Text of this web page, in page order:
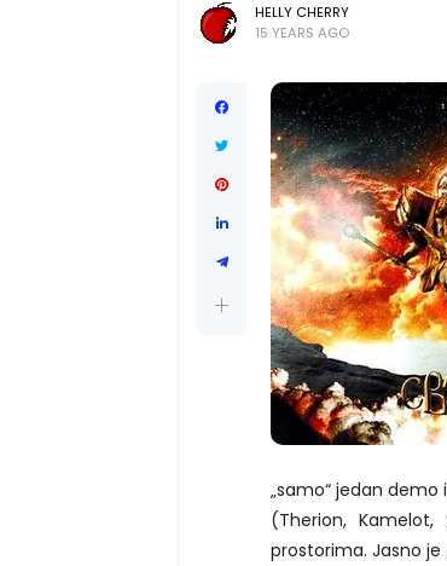
HELLY CHERRY
15 YEARS AGO
„samo“ jedan
(Therion,
prostorima. Jasno